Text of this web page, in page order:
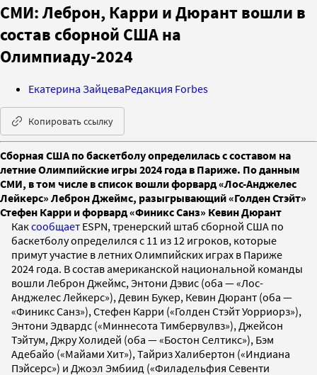
СМИ: Леброн, Карри и Дюрант вошли в
состав сборной США на
Олимпиаду-2024
Екатерина ЗайцеваРедакция Forbes
Копировать ссылку
Сборная США по баскетболу определилась с составом на
летние Олимпийские игры 2024 года в Париже. По данным
СМИ, в том числе в список вошли форвард «Лос-Анджелес
Лейкерс» Леброн Джеймс, разыгрывающий «Голден Стэйт»
Стефен Карри и форвард «Финикс Санз» Кевин Дюрант
Каксообщает ESPN, тренерский штаб сборной США по
баскетболу определился с 11 из 12 игроков, которые
примут участие в летних Олимпийских играх в Париже
2024 года. В состав американской национальной команды
вошли Леброн Джеймс, Энтони Дэвис (оба — «Лос-
Анджелес Лейкерс»), Девин Букер, Кевин Дюрант (оба —
«Финикс Санз»), Стефен Карри («Голден Стэйт Уорриорз»),
Энтони Эдвардс («Миннесота Тимбервулвз»), Джейсон
Тэйтум, Джру Холидей (оба — «Бостон Селтикс»), Бэм
Адебайо («Майами Хит»), Тайриз Халибертон («Индиана
Пэйсерс») и Джоэл Эмбиид («Филадельфия Севенти